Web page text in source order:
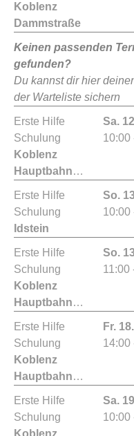
Koblenz
Dammstraße
Keinen passenden
gefunden?
Du kannst dir hier
der Warteliste sichern
Erste Hilfe
Schulung
Koblenz
Hauptbahnhof
Sa.
10:00
Erste Hilfe
Schulung
Idstein
So.
10:00
Erste Hilfe
Schulung
Koblenz
Hauptbahnhof
So.
11:00
Erste Hilfe
Schulung
Koblenz
Hauptbahnhof
Fr.
14:00
Erste Hilfe
Schulung
Koblenz
Sa.
10:00